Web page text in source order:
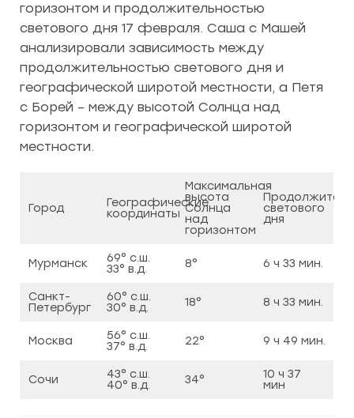
горизонтом и продолжительностью
светового дня 17 февраля. Саша с Машей
анализировали зависимость между
продолжительностью светового дня и
географической широтой местности, а Петя
с Борей – между высотой Солнца над
горизонтом и географической широтой
местности.
Город
Географические
координаты
Максимальная
высота
Солнца
над
горизонтом
светового
дня
Мурманск
69° с.ш.
33° в.д.
8° 6 ч 33 мин.
Санкт-
Петербург
60° с.ш.
30° в.д.
18° 8 ч 33 мин.
Москва
56° с.ш.
37° в.д.
22° 9 ч 49 мин.
Сочи
43° с.ш.
40° в.д.
34°
10 ч 37
мин